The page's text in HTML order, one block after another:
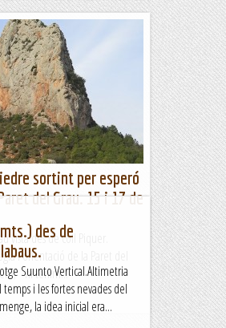
sortint per esperó
del Grau. 15 i 17 de
vista des de coll Piquer.
i orientació de la Paret del
hi tenim...
des de
Suunto Vertical.Altimetria
i les fortes nevades del
la idea inicial era...